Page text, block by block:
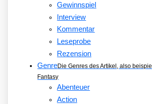
Gewinnspiel
Interview
Kommentar
Leseprobe
Rezension
GenreDie Genres des Artikel, also
Fantasy
Abenteuer
Action